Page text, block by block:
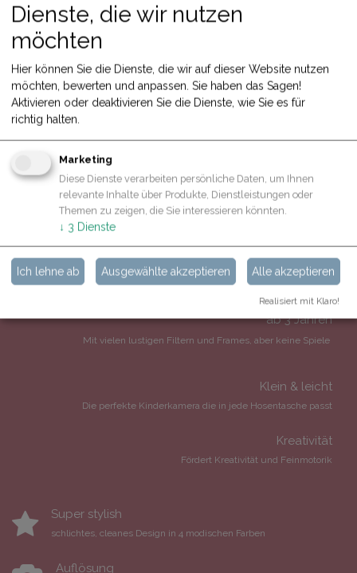
HIGHLIGHTS
ab 3 Jahren
Mit vielen lustigen Filtern und Frames, aber keine Spiele
Klein & leicht
Die perfekte Kinderkamera die in jede Hosentasche passt
Kreativität​
Fördert Kreativität und Feinmotorik
Super stylish
schlichtes, cleanes Design in 4 modischen Farben​
Auflösung​
Dienste, die wir nutzen
möchten
Hier können Sie die Dienste, die wir auf dieser Website nutzen
möchten, bewerten und anpassen. Sie haben das Sagen!
Aktivieren oder deaktivieren Sie die Dienste, wie Sie es für
richtig halten.
Marketing
Diese Dienste verarbeiten persönliche Daten, um Ihnen
relevante Inhalte über Produkte, Dienstleistungen oder
Themen zu zeigen, die Sie interessieren könnten.
↓ 3 Dienste
Ich lehne ab Ausgewählte akzeptieren Alle akzeptieren
Realisiert mit Klaro!